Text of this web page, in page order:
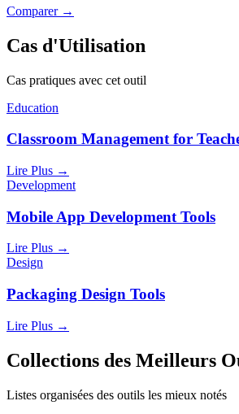
Comparer→
Cas d'Utilisation
Cas pratiques avec cet outil
Education
Classroom Management for
Lire Plus →
Development
Mobile App Development Tools
Lire Plus →
Design
Packaging Design Tools
Lire Plus →
Collections des Meilleurs
Listes organisées des outils les mieux notés